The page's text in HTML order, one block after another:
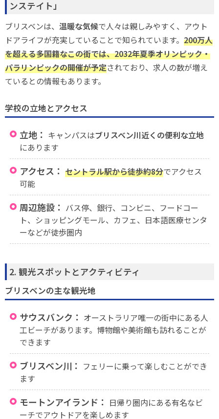
ンステイト」
ブリスベンは、 温暖な気候で人々は親しみやすく、アウト
ドアライフが充実していることで知られています。 200万人
を超える多国籍なこの街では、2032年夏季オリンピック・
パラリンピックの開催が予定されており、求人の数が増え
ているとの情報もあります。
学校の立地とアクセス
立地： キャンパスはブリスベン川近くの便利な立地
にあります
アクセス： セントラル駅から徒歩約8分でアクセス
可能
周辺施設： バス停、銀行、コンビニ、フードコー
ト、ショッピングモール、カフェ、日本語医療センタ
ーなどが徒歩圏内
2. 観光スポットとアクティビティ
ブリスベンの主な観光地
サウスバンク： オーストラリア唯一の街中にある人
工ビーチがあります。博物館や美術館も訪れることが
できます
ブリスベン川： フェリーに乗って楽しむことができ
ます
モートンアイランド： 日帰り圏内にある有名なビ
ーチでアウトドアを楽しめます